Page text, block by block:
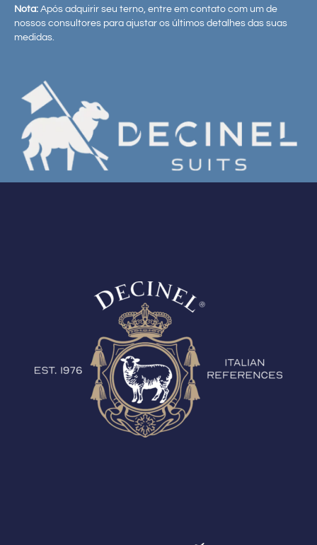
Nota: Após adquirir seu terno, entre em contato com um de
nossos consultores para ajustar os últimos detalhes das suas
medidas.